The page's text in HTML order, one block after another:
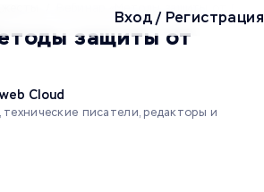
Вход/ Регистрация
защиты от
Cloud
писатели, редакторы и